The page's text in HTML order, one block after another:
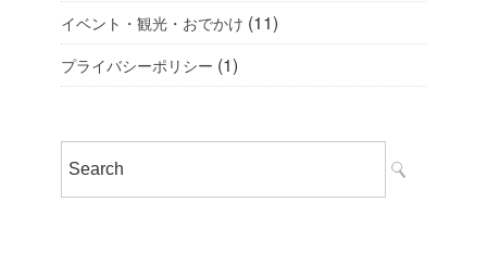
イベント・観光・おでかけ (11)
プライバシーポリシー (1)